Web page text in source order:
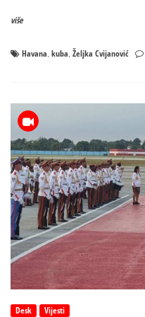
više
Havana, kuba, Željka Cvijanović
Desk Vijesti